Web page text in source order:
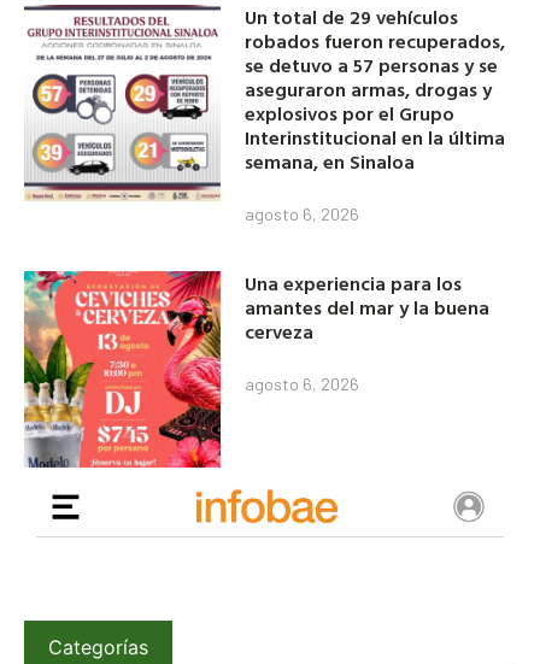
Un total de 29 vehículos
robados fueron recuperados,
se detuvo a 57 personas y se
aseguraron armas, drogas y
explosivos por el Grupo
Interinstitucional en la última
semana, en Sinaloa
agosto 6, 2026
Una experiencia para los
amantes del mar y la buena
cerveza
agosto 6, 2026
Categorías